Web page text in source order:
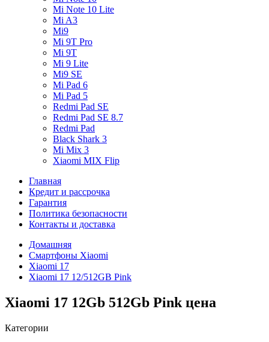
Mi Note 10 Lite
Mi A3
Mi9
Mi 9T Pro
Mi 9T
Mi 9 Lite
Mi9 SE
Mi Pad 6
Mi Pad 5
Redmi Pad SE
Redmi Pad SE 8.7
Redmi Pad
Black Shark 3
Mi Mix 3
Xiaomi MIX Flip
Главная
Кредит и рассрочка
Гарантия
Политика безопасности
Контакты и доставка
Домашняя
Смартфоны Xiaomi
Xiaomi 17
Xiaomi 17 12/512GB Pink
Xiaomi 17 12Gb 512Gb Pink цена
Категории